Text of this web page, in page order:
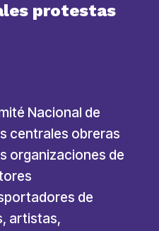
protestas
Nacional de
centrales obreras
organizaciones de
de
artistas,